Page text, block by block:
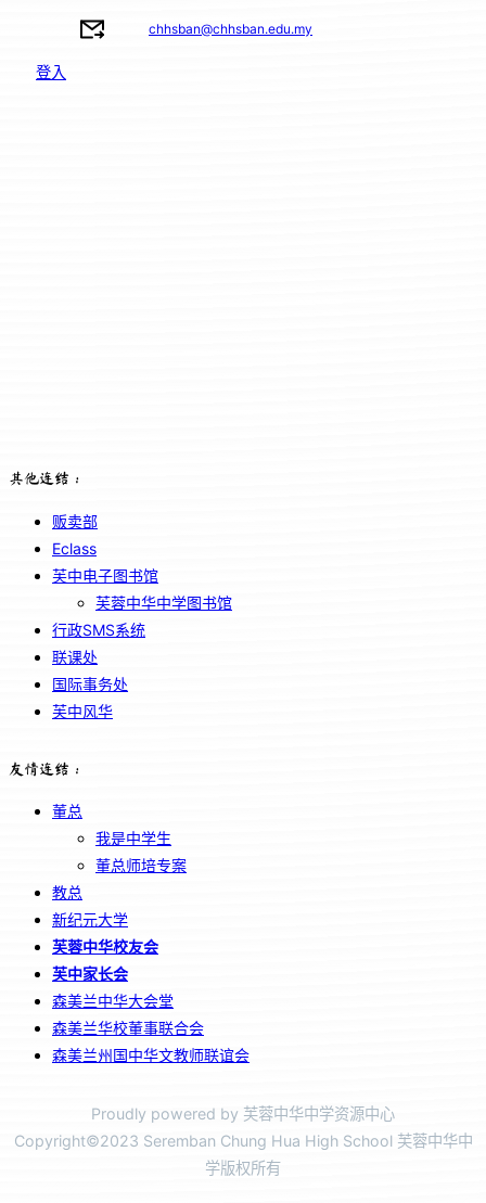
chhsban@chhsban.edu.my
登入
其他连结：
贩卖部
Eclass
芙中电子图书馆
芙蓉中华中学图书馆
行政SMS系统
联课处
国际事务处
芙中风华
友情连结：
董总
我是中学生
董总师培专案
教总
新纪元大学
芙蓉中华校友会
芙中家长会
森美兰中华大会堂
森美兰华校董事联合会
森美兰州国中华文教师联谊会
Proudly powered by 芙蓉中华中学资源中心
Copyright©2023 Seremban Chung Hua High School 芙蓉中华中
学版权所有